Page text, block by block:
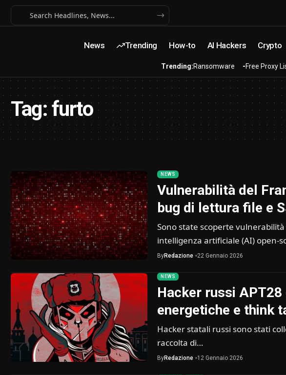
News Trending How-to AI Hackers Crypto
Trending:Ransomware Free Proxy
Tag:furto
NEWS
Vulnerabilità del
bug di lettura file e
Sono state scoperte
intelligenza artificiale (AI) open-
ByRedazione 22 Gennaio 2026
NEWS
Hacker russi
energetiche e think
Hacker statali russi sono stati
raccolta di…
ByRedazione 12 Gennaio 2026